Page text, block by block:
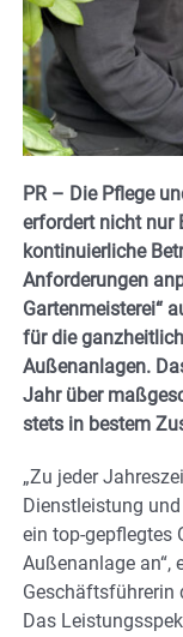
PR – Die Pflege
erfordert nicht nur
kontinuierliche
Anforderungen
Gartenmeisterei“
für die
Außenanlagen.
Jahr über
stets in bestem
„Zu jeder
Dienstleistung
ein top-gepflegtes
Außenanlage an“,
Geschäftsführerin
Das